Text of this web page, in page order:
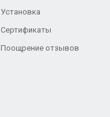
Установка
Сертификаты
Поощрение отзывов